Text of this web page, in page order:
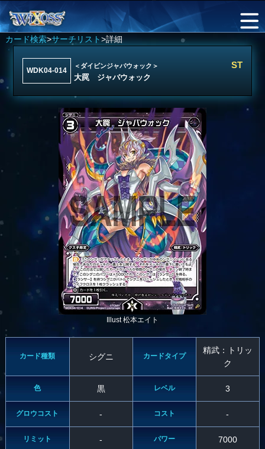
カード検索>サーチリスト>詳細
WDK04-014
＜ダイビンジャバウォック＞
大罠 ジャバウォック
ST
Illust 松本エイト
カード種類 シグニ カードタイプ
精武：トリッ
ク
色 黒 レベル 3
グロウコスト - コスト -
リミット - パワー 7000